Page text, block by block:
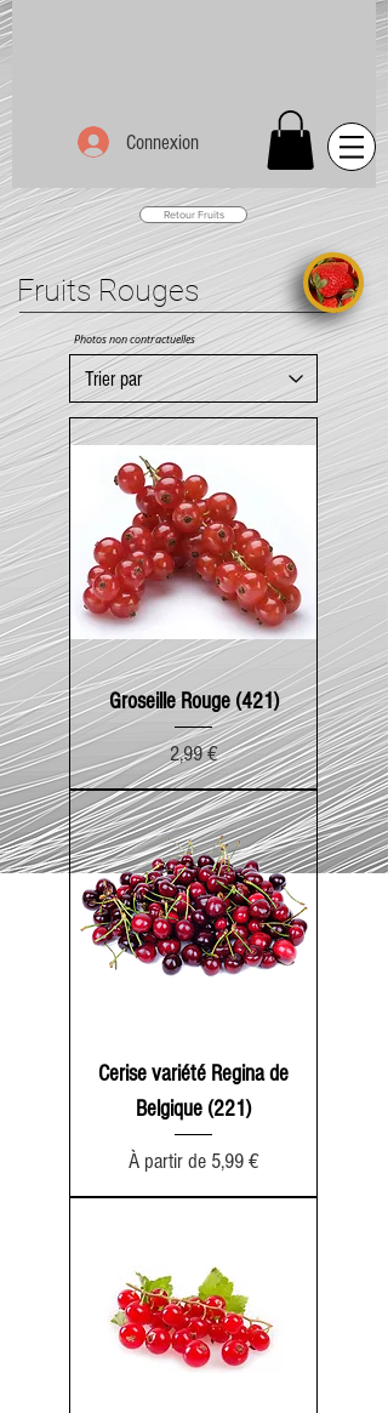
Connexion
Retour Fruits
Fruits Rouges
Photos non contractuelles
Groseille Rouge (421)
Prix
2,99 €
Cerise variété Regina de
Belgique (221)
À partir de 5,99 €
Prix promotionnel